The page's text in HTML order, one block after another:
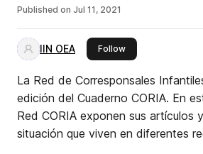
Published on Jul 11, 2021
IIN OEA Followthis publisher
La Red de Corresponsales
edición del Cuaderno CORIA. En
Red CORIA exponen sus
situación que viven en diferentes